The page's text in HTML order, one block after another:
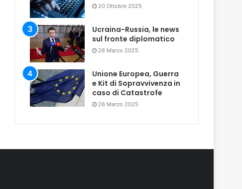
20 Ottobre 2025
Ucraina-Russia, le news
sul fronte diplomatico
26 Marzo 2025
Unione Europea, Guerra
e Kit di Sopravvivenza in
caso di Catastrofe
26 Marzo 2025